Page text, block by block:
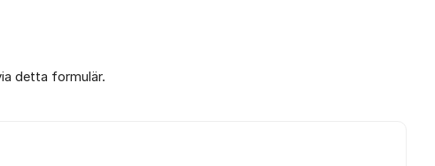
detta formulär.